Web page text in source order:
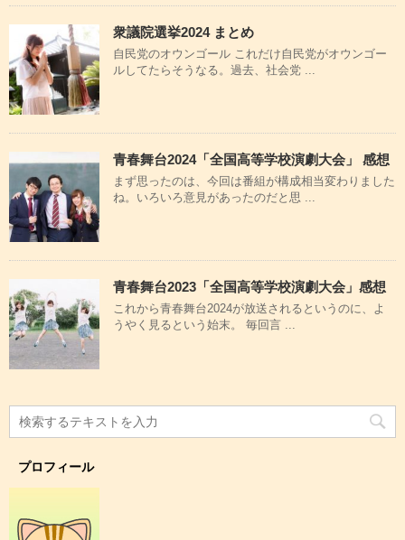
衆議院選挙2024 まとめ
自民党のオウンゴール これだけ自民党がオウンゴー
ルしてたらそうなる。過去、社会党 ...
青春舞台2024「全国高等学校演劇大会」 感想
まず思ったのは、今回は番組が構成相当変わりました
ね。いろいろ意見があったのだと思 ...
青春舞台2023「全国高等学校演劇大会」感想
これから青春舞台2024が放送されるというのに、よ
うやく見るという始末。 毎回言 ...
プロフィール